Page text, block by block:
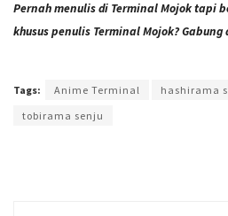
Pernah menulis di Terminal Mojok tapi
khusus penulis Terminal Mojok?
Tags: Anime Terminal hashirama
tobirama senju